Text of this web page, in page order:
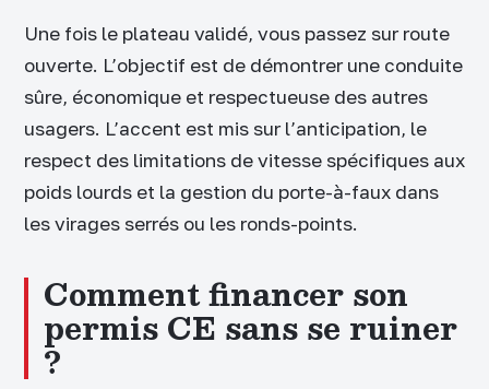
Une fois le plateau validé, vous passez sur route
ouverte. L’objectif est de démontrer une conduite
sûre, économique et respectueuse des autres
usagers. L’accent est mis sur l’anticipation, le
respect des limitations de vitesse spécifiques aux
poids lourds et la gestion du porte-à-faux dans
les virages serrés ou les ronds-points.
Comment financer son
permis CE sans se ruiner
?